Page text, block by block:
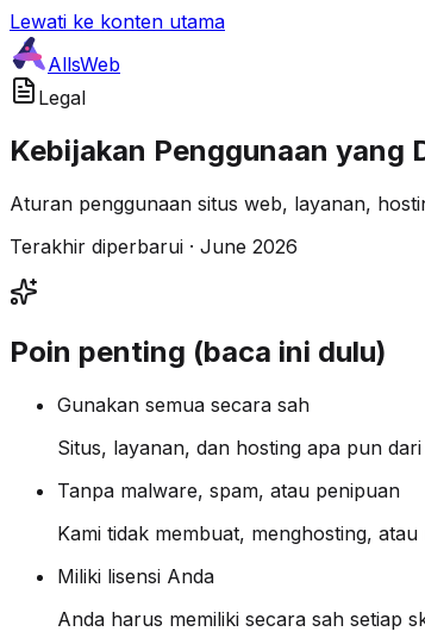
Lewati ke konten utama
AllsWeb
Legal
Kebijakan Penggunaan yang
Aturan penggunaan situs web, layanan,
Terakhir diperbarui · June 2026
Poin penting (baca ini dulu)
Gunakan semua secara sah
Situs, layanan, dan hosting apa pun
Tanpa malware, spam, atau penipuan
Kami tidak membuat, menghosting,
Miliki lisensi Anda
Anda harus memiliki secara sah setiap